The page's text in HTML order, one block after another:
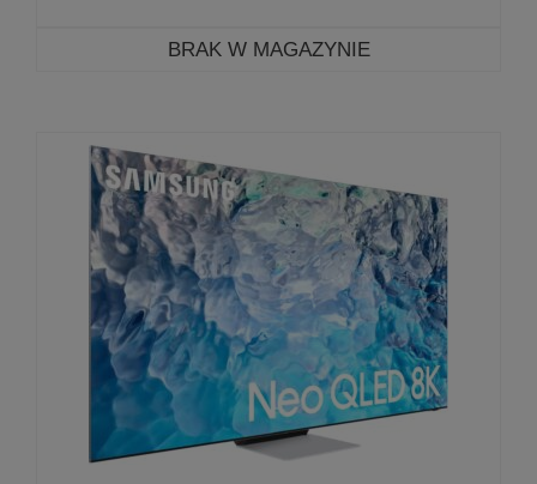
BRAK W MAGAZYNIE